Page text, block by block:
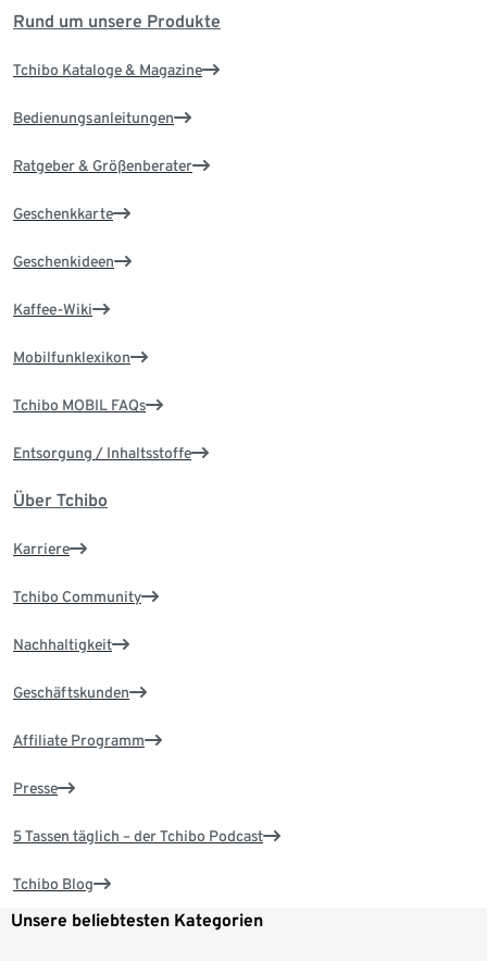
Rund um unsere Produkte
Tchibo Kataloge & Magazine
Bedienungsanleitungen
Ratgeber & Größenberater
Geschenkkarte
Geschenkideen
Kaffee-Wiki
Mobilfunklexikon
Tchibo MOBIL FAQs
Entsorgung / Inhaltsstoffe
Über Tchibo
Karriere
Tchibo Community
Nachhaltigkeit
Geschäftskunden
Affiliate Programm
Presse
5 Tassen täglich – der Tchibo Podcast
Tchibo Blog
Unsere beliebtesten Kategorien